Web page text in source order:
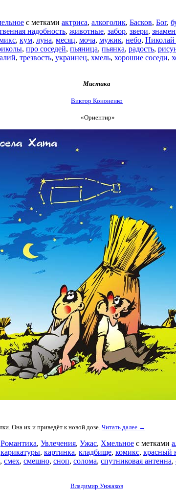
с метками актриса, алкоголик, Басков, Бог,
надобность, животные, забор, звери,
, кум, луна, месяц, моча, мужик, небо, Николай
, про соседей, пьяница, пьянка, радость,
, трезвость, украинец, хмель, хорошие соседи,
Мистика
Виктор Кононенко
«Ориентир»
Она их и приведёт к новой дозе. Читать далее →
Романтика, Увлечения, Ужас, Хмельное с метками
карикатуры, картинка, кладбище, комикс, красный
, смех, смешно, сноп, солома, спутниковая антенна,
Владимир Унжаков